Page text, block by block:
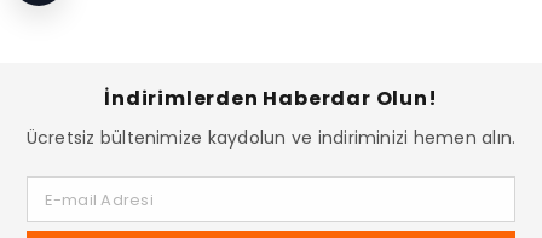
İndirimlerden Haberdar Olun!
Ücretsiz bültenimize kaydolun ve indiriminizi hemen alın.
E-mail Adresi